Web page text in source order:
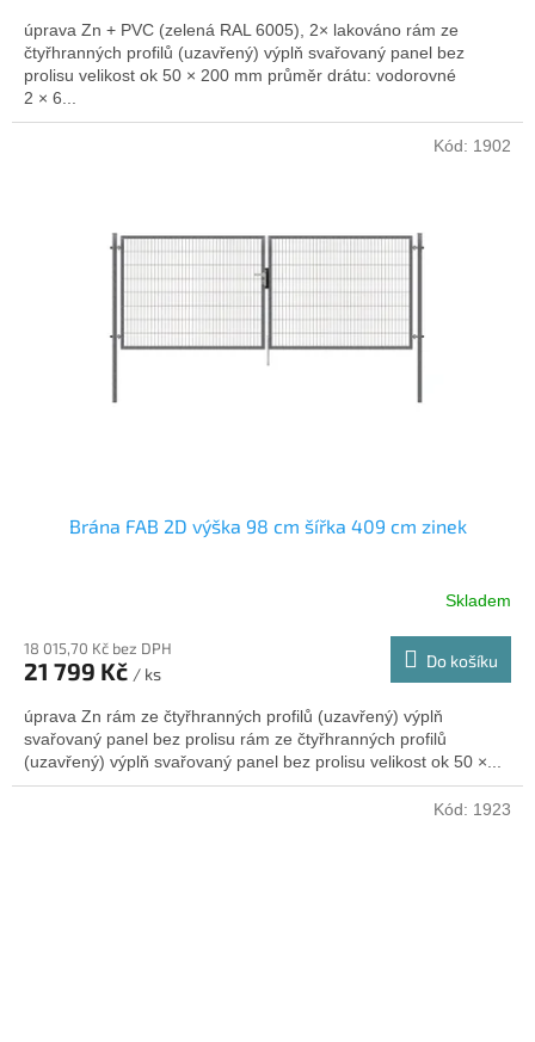
úprava Zn + PVC (zelená RAL 6005), 2× lakováno rám ze
čtyřhranných profilů (uzavřený) výplň svařovaný panel bez
prolisu velikost ok 50 × 200 mm průměr drátu: vodorovné
2 × 6...
Brána FAB 2D výška 98 cm šířka 409 cm zinek
Skladem
18 015,70 Kč bez DPH
21 799 Kč / ks
Do košíku
úprava Zn rám ze čtyřhranných profilů (uzavřený) výplň
svařovaný panel bez prolisu rám ze čtyřhranných profilů
(uzavřený) výplň svařovaný panel bez prolisu velikost ok 50 ×...
Kód: 1902
Kód: 1923